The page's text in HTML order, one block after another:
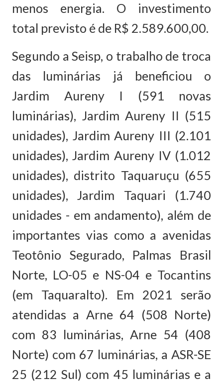
menos energia. O investimento
total previsto é de R$ 2.589.600,00.
Segundo a Seisp, o trabalho de troca
das luminárias já beneficiou o
Jardim Aureny I (591 novas
luminárias), Jardim Aureny II (515
unidades), Jardim Aureny III (2.101
unidades), Jardim Aureny IV (1.012
unidades), distrito Taquaruçu (655
unidades), Jardim Taquari (1.740
unidades - em andamento), além de
importantes vias como a avenidas
Teotônio Segurado, Palmas Brasil
Norte, LO-05 e NS-04 e Tocantins
(em Taquaralto). Em 2021 serão
atendidas a Arne 64 (508 Norte)
com 83 luminárias, Arne 54 (408
Norte) com 67 luminárias, a ASR-SE
25 (212 Sul) com 45 luminárias e a